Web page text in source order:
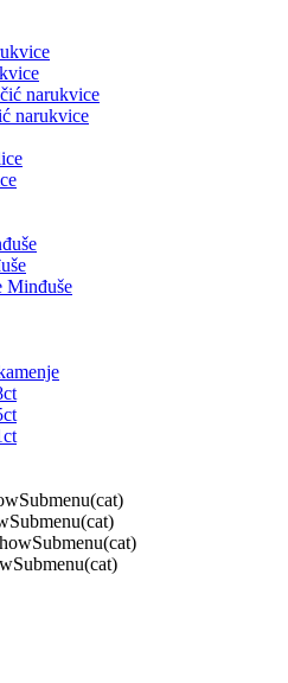
narukvice
narukvice
Minđuše